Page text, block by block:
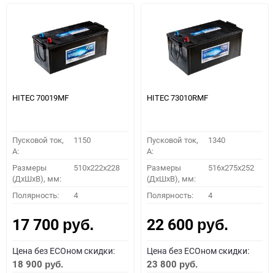
HITEC 70019MF
Пусковой ток,
A:
1150
Размеры
(ДхШхВ), мм:
510x222x228
Полярность: 4
17 700 руб.
Цена без ECOном скидки:
18 900 руб.
HITEC 73010RMF
Пусковой ток,
A:
1340
Размеры
(ДхШхВ), мм:
516x275x252
Полярность: 4
22 600 руб.
Цена без ECOном скидки:
23 800 руб.